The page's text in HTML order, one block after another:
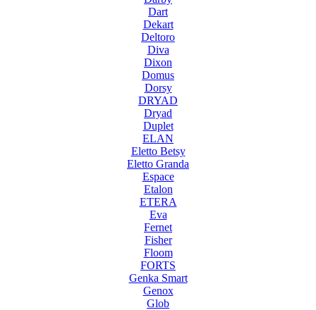
Dart
Dekart
Deltoro
Diva
Dixon
Domus
Dorsy
DRYAD
Dryad
Duplet
ELAN
Eletto Betsy
Eletto Granda
Espace
Etalon
ETERA
Eva
Fernet
Fisher
Floom
FORTS
Genka Smart
Genox
Glob